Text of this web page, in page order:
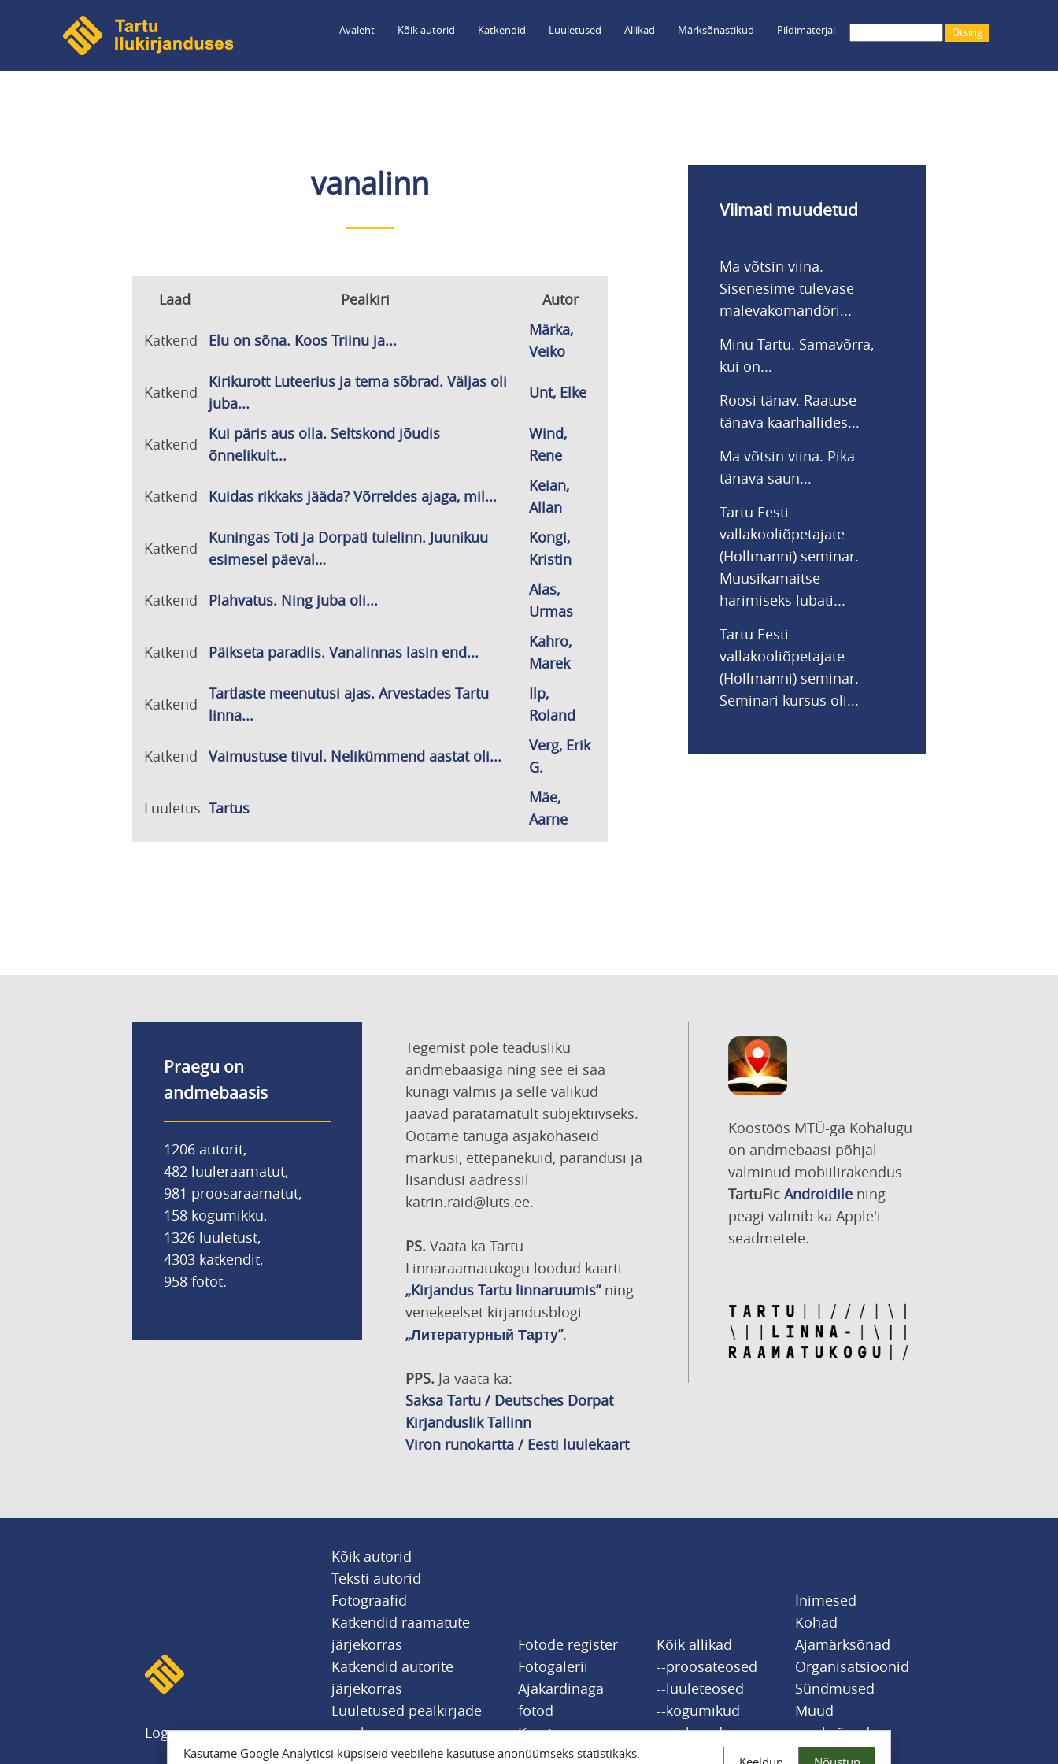
juurde
Avaleht Kõik autorid Katkendid Luuletused Allikad Märksõnastikud Pildimaterjal
vanalinn
Laad Pealkiri Autor
Katkend Elu on sõna. Koos Triinu ja...
Märka,
Veiko
Katkend
Kirikurott Luteerius ja tema sõbrad. Väljas oli
juba...
Unt, Elke
Katkend
Kui päris aus olla. Seltskond jõudis
õnnelikult...
Wind,
Rene
Katkend Kuidas rikkaks jääda? Võrreldes ajaga, mil...
Keian,
Allan
Katkend
Kuningas Toti ja Dorpati tulelinn. Juunikuu
esimesel päeval…
Kongi,
Kristin
Katkend Plahvatus. Ning juba oli...
Alas,
Urmas
Katkend Päikseta paradiis. Vanalinnas lasin end...
Kahro,
Marek
Katkend
Tartlaste meenutusi ajas. Arvestades Tartu
linna...
Ilp,
Roland
Katkend Vaimustuse tiivul. Nelikümmend aastat oli...
Verg, Erik
G.
Luuletus Tartus
Mäe,
Aarne
Viimati muudetud
Ma võtsin viina.
Sisenesime tulevase
malevakomandöri...
Minu Tartu. Samavõrra,
kui on...
Roosi tänav. Raatuse
tänava kaarhallides...
Ma võtsin viina. Pika
tänava saun...
Tartu Eesti
vallakooliõpetajate
(Hollmanni) seminar.
Muusikamaitse
harimiseks lubati...
Tartu Eesti
vallakooliõpetajate
(Hollmanni) seminar.
Seminari kursus oli...
Praegu on
andmebaasis
1206 autorit,
482 luuleraamatut,
981 proosaraamatut,
158 kogumikku,
1326 luuletust,
4303 katkendit,
958 fotot.
Tegemist pole teadusliku
andmebaasiga ning see ei saa
kunagi valmis ja selle valikud
jäävad paratamatult subjektiivseks.
Ootame tänuga asjakohaseid
märkusi, ettepanekuid, parandusi ja
lisandusi aadressil
katrin.raid@luts.ee.
PS. Vaata ka Tartu
Linnaraamatukogu loodud kaarti
„Kirjandus Tartu linnaruumis”ning
venekeelset kirjandusblogi
„Литературный Тарту”.
PPS. Ja vaata ka:
Saksa Tartu / Deutsches Dorpat
Kirjanduslik Tallinn
Viron runokartta / Eesti luulekaart
Koostöös MTÜ-ga Kohalugu
on andmebaasi põhjal
valminud mobiilirakendus
TartuFic Androidilening
peagi valmib ka Apple'i
seadmetele.
Logi sisse
Kõik autorid
Teksti autorid
Fotograafid
Katkendid raamatute
järjekorras
Katkendid autorite
järjekorras
Luuletused pealkirjade
järjekorras
Fotode register
Fotogalerii
Ajakardinaga
fotod
Kaart
Kõik allikad
--proosateosed
--luuleteosed
--kogumikud
--ajakirjad
Inimesed
Kohad
Ajamärksõnad
Organisatsioonid
Sündmused
Muud
märksõnad
Kasutame Google Analyticsi küpsiseid veebilehe kasutuse anonüümseks statistikaks.